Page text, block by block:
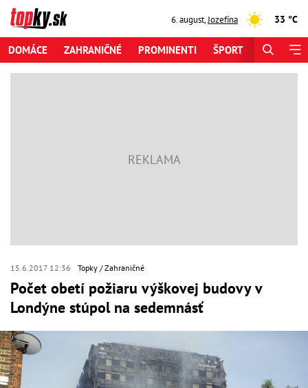
6. august,Jozefína 33 °C
DOMÁCE ZAHRANIČNÉ PROMINENTI ŠPORT
15.6.2017 12:36 Topky Zahraničné
Počet obetí požiaru výškovej budovy v
Londýne stúpol na sedemnásť